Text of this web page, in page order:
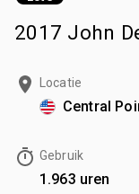
2017 John
Locatie
Central
Gebruik
1.963 uren